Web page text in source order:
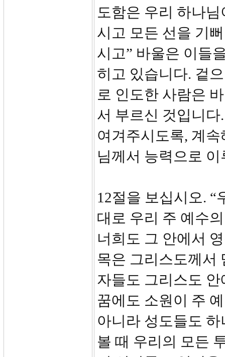
도함은 우리 하나
시고 모든 선을 기
시고” 바울은 이들
히고 있습니다. 겉
로 인도한 사람은
서 부르신 것입니
여겨주시도록, 계
님께서 능력으로
12절을 보십시오. “
대로 우리 주 예수
너희도 그 안에서
목은 그리스도께서
자들도 그리스도
꿈에도 소원이 주
아니라 성도들도
볼 때 우리의 모든